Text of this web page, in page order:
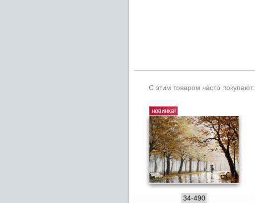
С этим товаром часто покупают:
34-490